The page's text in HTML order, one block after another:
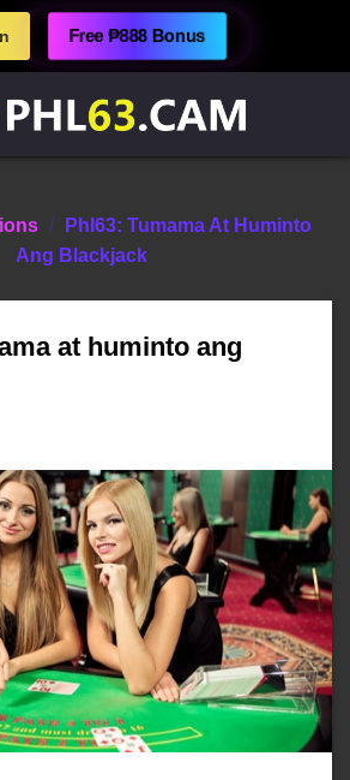
Free ₱888 Bonus
/
Phl63: Tumama At Huminto
Ang Blackjack
at huminto ang